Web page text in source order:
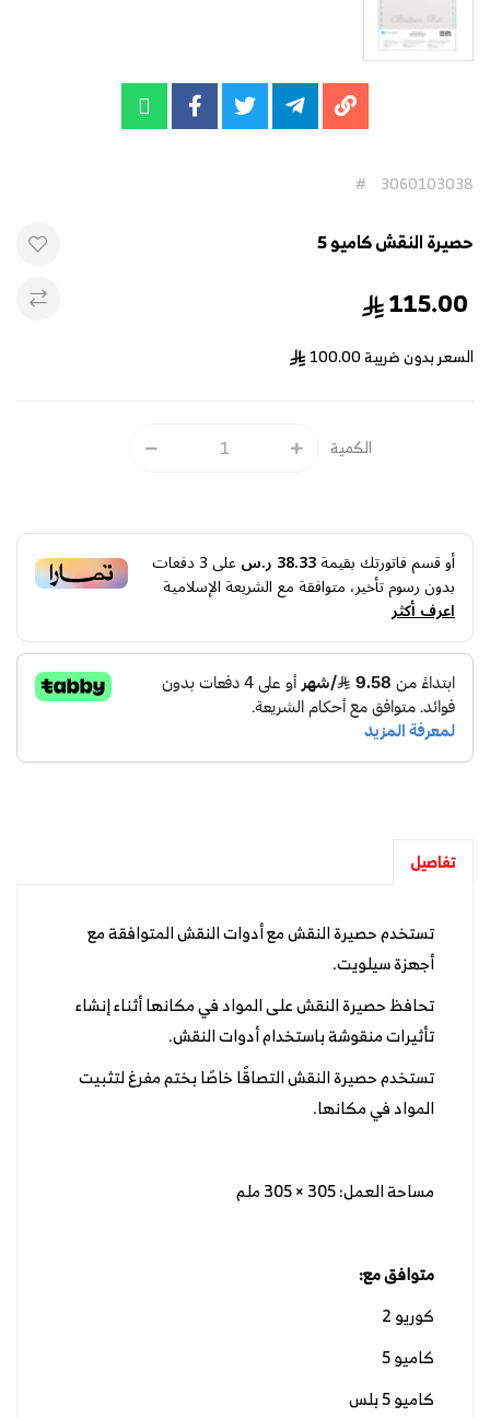
3060103038
#
حصيرة النقش كاميو 5
115.00
السعر بدون ضريبة100.00
الكمية
أو قسم فاتورتك بقيمة38.33 ر.س على3دفعات
بدون رسوم تأخير، متوافقة مع الشريعة الإسلامية
اعرف أكثر
تفاصيل
تستخدم حصيرة النقش مع أدوات النقش المتوافقة مع
أجهزة سيلويت.
تحافظ حصيرة النقش على المواد في مكانها أثناء إنشاء
تأثيرات منقوشة باستخدام أدوات النقش.
تستخدم حصيرة النقش التصاقًا خاصًا بختم مفرغ لتثبيت
المواد في مكانها.
مساحة العمل: 305 × 305 ملم
متوافق مع:
كوريو 2
كاميو 5
كاميو 5 بلس